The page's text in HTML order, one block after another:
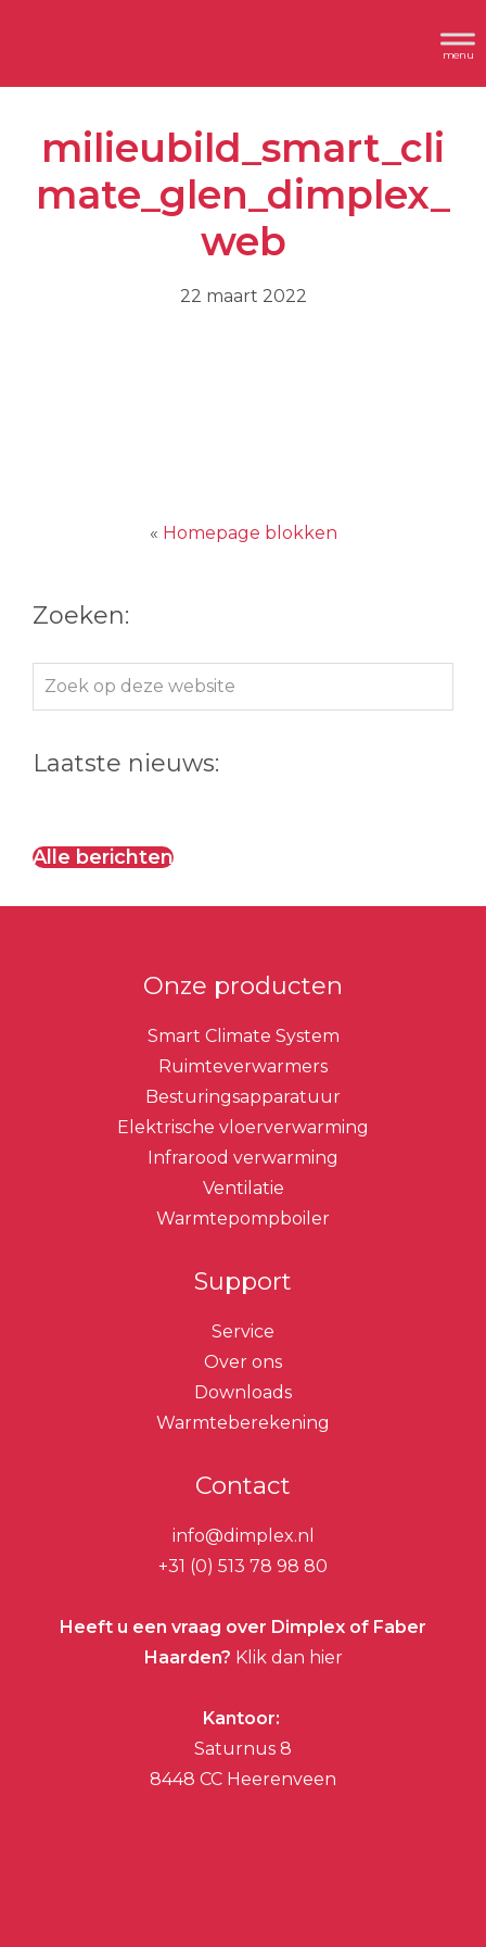
inhoud
Header
Rechts
milieubild_smart_cli
mate_glen_dimplex_
web
22 maart 2022
« Homepage blokken
Zoeken:
Zoek
op
website
Laatste nieuws:
Alle berichten
Onze producten
Smart Climate System
Ruimteverwarmers
Besturingsapparatuur
Elektrische vloerverwarming
Infrarood verwarming
Ventilatie
Warmtepompboiler
Support
Service
Over ons
Downloads
Warmteberekening
Contact
info@dimplex.nl
+31 (0) 513 78 98 80
Heeft u een vraag over Dimplex of Faber
Haarden? Klik dan hier
Kantoor:
Saturnus 8
8448 CC Heerenveen